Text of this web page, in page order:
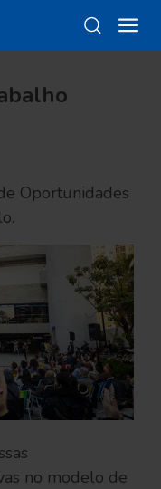
Oportunidades
no modelo de